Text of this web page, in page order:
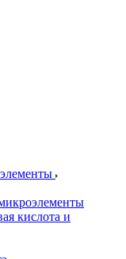
кислота и